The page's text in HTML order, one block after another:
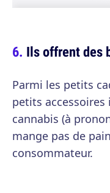
Ils offrent des
Parmi les petits
petits
cannabis (à
mange pas de
consommateur.